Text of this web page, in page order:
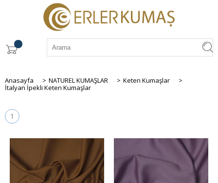
Anasayfa > NATUREL KUMAŞLAR > Keten Kumaşlar
>
İtalyan İpekli Keten Kumaşlar
1